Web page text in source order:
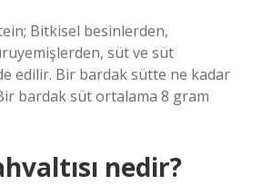
Bitkisel besinlerden,
süt ve süt
edilir. Bir bardak sütte ne kadar
bardak süt ortalama 8 gram
nedir?